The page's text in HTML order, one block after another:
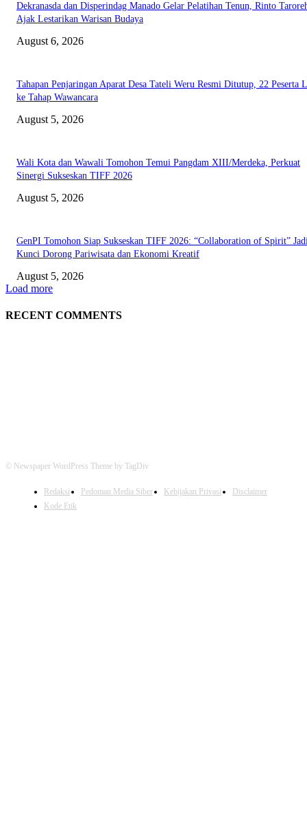
Dekranasda dan Disperindag Manado Gelar Pelatihan Tenun, Rinto
Ajak Lestarikan Warisan Budaya
August 6, 2026
Tahapan Penjaringan Aparat Desa Tateli Weru Resmi Ditutup, 22 Peserta
ke Tahap Wawancara
August 5, 2026
Wali Kota dan Wawali Tomohon Temui Pangdam XIII/Merdeka, Perkuat
Sinergi Sukseskan TIFF 2026
August 5, 2026
GenPI Tomohon Siap Sukseskan TIFF 2026: “Collaboration of Spirit”
Kunci Dorong Pariwisata dan Ekonomi Kreatif
August 5, 2026
Load more
RECENT COMMENTS
© Newspaper WordPress Theme by TagDiv
Redaksi Pedoman Media Siber Kebijakan Privasi
Disclaimer
Kode Etik